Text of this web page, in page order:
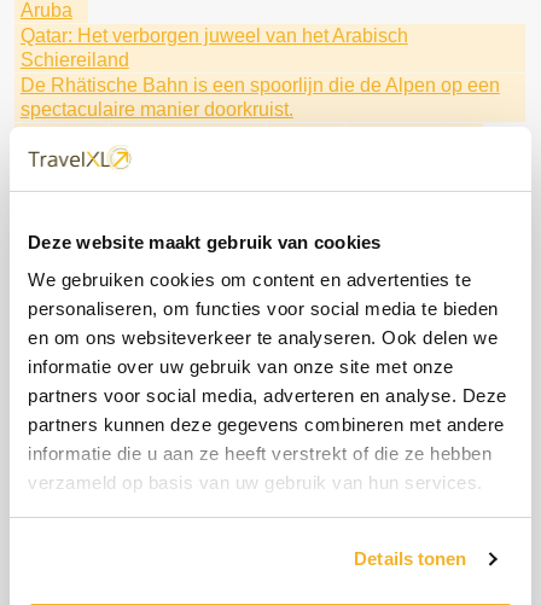
Deze website maakt gebruik van cookies
We gebruiken cookies om content en advertenties te
personaliseren, om functies voor social media te bieden
en om ons websiteverkeer te analyseren. Ook delen we
informatie over uw gebruik van onze site met onze
partners voor social media, adverteren en analyse. Deze
partners kunnen deze gegevens combineren met andere
informatie die u aan ze heeft verstrekt of die ze hebben
verzameld op basis van uw gebruik van hun services.
Details tonen
Aruba
Qatar: Het verborgen juweel van het Arabisch
Schiereiland
De Rhätische Bahn is een spoorlijn die de Alpen op een
spectaculaire manier doorkruist.
Fly & Cruise Caribbean
Luxe winterse riviercruises
met TUI Cruises
Kaapverdië
Buro Scanbrit
Litouwen
HAL Bijzondere natuur
FOX Reizen
lalala
fox
Ga mee met Fox Reizen
Ontdek Fox Reizen
Scenic & Emerald Cruises
Disneyland® Paris
Het beste aanbod van deze week
Profiteer van uitzonderlijke tarieven
de wereld rond
Hapag Lloyd Cruises
Special Traffic
Norwegian Cruise Line
Dit zijn je rechten.
Barcelona
Stedentrip
Oceania Cruises
Regent Seven Seas
Stedentrip Marrakesh
Japan